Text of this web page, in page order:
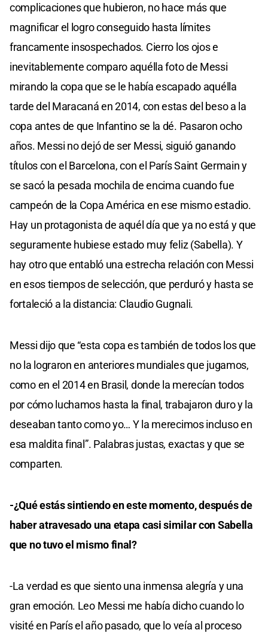
complicaciones que hubieron, no hace más que
magnificar el logro conseguido hasta límites
francamente insospechados. Cierro los ojos e
inevitablemente comparo aquélla foto de Messi
mirando la copa que se le había escapado aquélla
tarde del Maracaná en 2014, con estas del beso a la
copa antes de que Infantino se la dé. Pasaron ocho
años. Messi no dejó de ser Messi, siguió ganando
títulos con el Barcelona, con el París Saint Germain y
se sacó la pesada mochila de encima cuando fue
campeón de la Copa América en ese mismo estadio.
Hay un protagonista de aquél día que ya no está y que
seguramente hubiese estado muy feliz (Sabella). Y
hay otro que entabló una estrecha relación con Messi
en esos tiempos de selección, que perduró y hasta se
fortaleció a la distancia: Claudio Gugnali.
Messi dijo que “esta copa es también de todos los que
no la lograron en anteriores mundiales que jugamos,
como en el 2014 en Brasil, donde la merecían todos
por cómo luchamos hasta la final, trabajaron duro y la
deseaban tanto como yo… Y la merecimos incluso en
esa maldita final”. Palabras justas, exactas y que se
comparten.
-¿Qué estás sintiendo en este momento, después de
haber atravesado una etapa casi similar con Sabella
que no tuvo el mismo final?
-La verdad es que siento una inmensa alegría y una
gran emoción. Leo Messi me había dicho cuando lo
visité en París el año pasado, que lo veía al proceso